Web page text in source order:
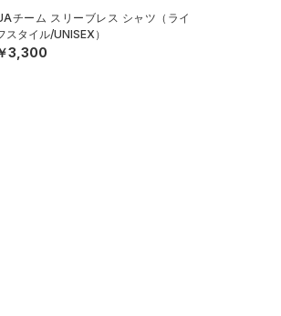
チーム スリーブレス シャツ（ライ
スタイル/UNISEX）
3,300